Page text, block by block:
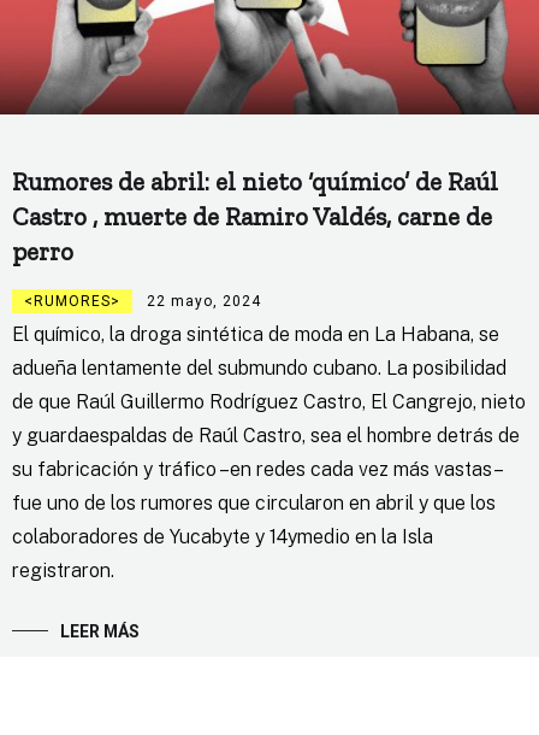
Rumores de abril: el nieto ‘químico’ de Raúl
Castro , muerte de Ramiro Valdés, carne de
perro
RUMORES 22 mayo, 2024
El químico, la droga sintética de moda en La Habana, se
adueña lentamente del submundo cubano. La posibilidad
de que Raúl Guillermo Rodríguez Castro, El Cangrejo, nieto
y guardaespaldas de Raúl Castro, sea el hombre detrás de
su fabricación y tráfico –en redes cada vez más vastas–
fue uno de los rumores que circularon en abril y que los
colaboradores de Yucabyte y 14ymedio en la Isla
registraron.
LEER MÁS